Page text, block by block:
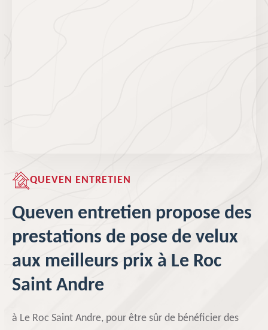
QUEVEN ENTRETIEN
Queven entretien propose des
prestations de pose de velux
aux meilleurs prix à Le Roc
Saint Andre
à Le Roc Saint Andre, pour être sûr de bénéficier des